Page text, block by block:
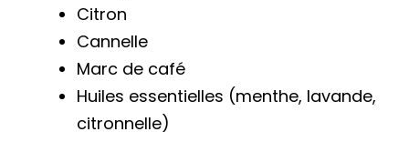
Citron
Cannelle
Marc de café
Huiles essentielles (menthe, lavande,
citronnelle)